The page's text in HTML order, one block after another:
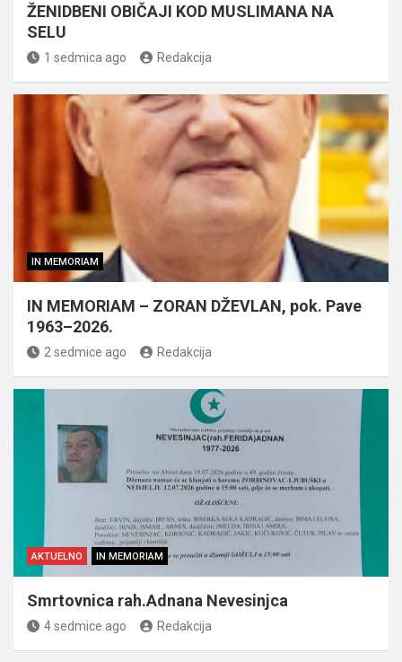
ŽENIDBENI OBIČAJI KOD MUSLIMANA NA
SELU
1 sedmica ago Redakcija
IN MEMORIAM
IN MEMORIAM – ZORAN DŽEVLAN, pok. Pave
1963–2026.
2 sedmice ago Redakcija
AKTUELNO IN MEMORIAM
Smrtovnica rah.Adnana Nevesinjca
4 sedmice ago Redakcija